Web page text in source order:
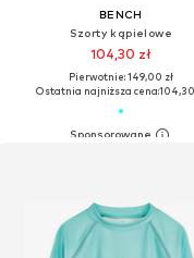
BENCH
Szorty kąpielowe
104,30 zł
Pierwotnie: 149,00 zł
Ostatnia najniższa cena:104,30